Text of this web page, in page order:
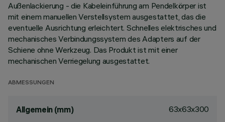
Außenlackierung - die Kabeleinführung am Pendelkörper ist
mit einem manuellen Verstellsystem ausgestattet, das die
eventuelle Ausrichtung erleichtert. Schnelles elektrisches und
mechanisches Verbindungssystem des Adapters auf der
Schiene ohne Werkzeug. Das Produkt ist mit einer
mechanischen Verriegelung ausgestattet.
ABMESSUNGEN
Allgemein (mm) 63x63x300